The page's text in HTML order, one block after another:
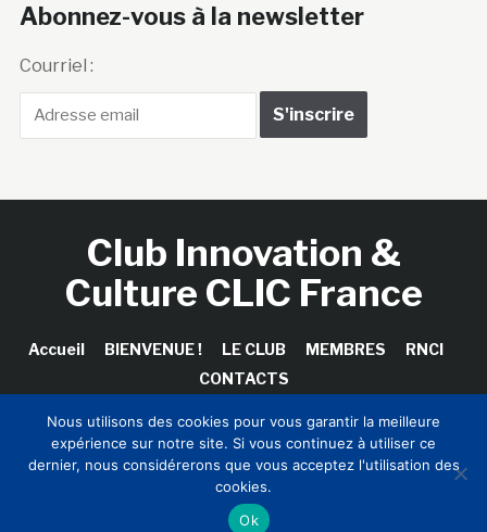
Abonnez-vous à la newsletter
Courriel :
Club Innovation &
Culture CLIC France
Accueil BIENVENUE ! LE CLUB MEMBRES
RNCI
CONTACTS
Copyright © 2026 Club Innovation & Culture CLIC France /
Sinapses Conseils
Nous utilisons des cookies pour vous garantir la meilleure
expérience sur notre site. Si vous continuez à utiliser ce
dernier, nous considérerons que vous acceptez l'utilisation des
cookies.
Ok